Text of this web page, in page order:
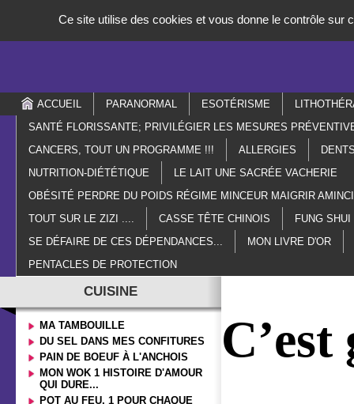
ACCUEIL PARANORMAL ESOTÉRISME
SANTÉ FLORISSANTE; PRIVILÉGIER LES MESURES
CANCERS, TOUT UN PROGRAMME !!!
ALLERGIES
NUTRITION-DIÉTÉTIQUE
LE LAIT UNE SACRÉE VACHERIE
OBÉSITÉ PERDRE DU POIDS RÉGIME MINCEUR MAIGRIR
TOUT SUR LE ZIZI ....
CASSE TÊTE CHINOIS
FUNG SHUI
SE DÉFAIRE DE CES DÉPENDANCES...
MON LIVRE D'OR
PENTACLES DE PROTECTION
CUISINE
MA TAMBOUILLE
DU SEL DANS MES CONFITURES
PAIN DE BOEUF À L'ANCHOIS
MON WOK 1 HISTOIRE D'AMOUR
QUI DURE...
POT AU FEU, 1 POUR CHAQUE
Ce site utilise des cookies et vous donne le contrôle sur